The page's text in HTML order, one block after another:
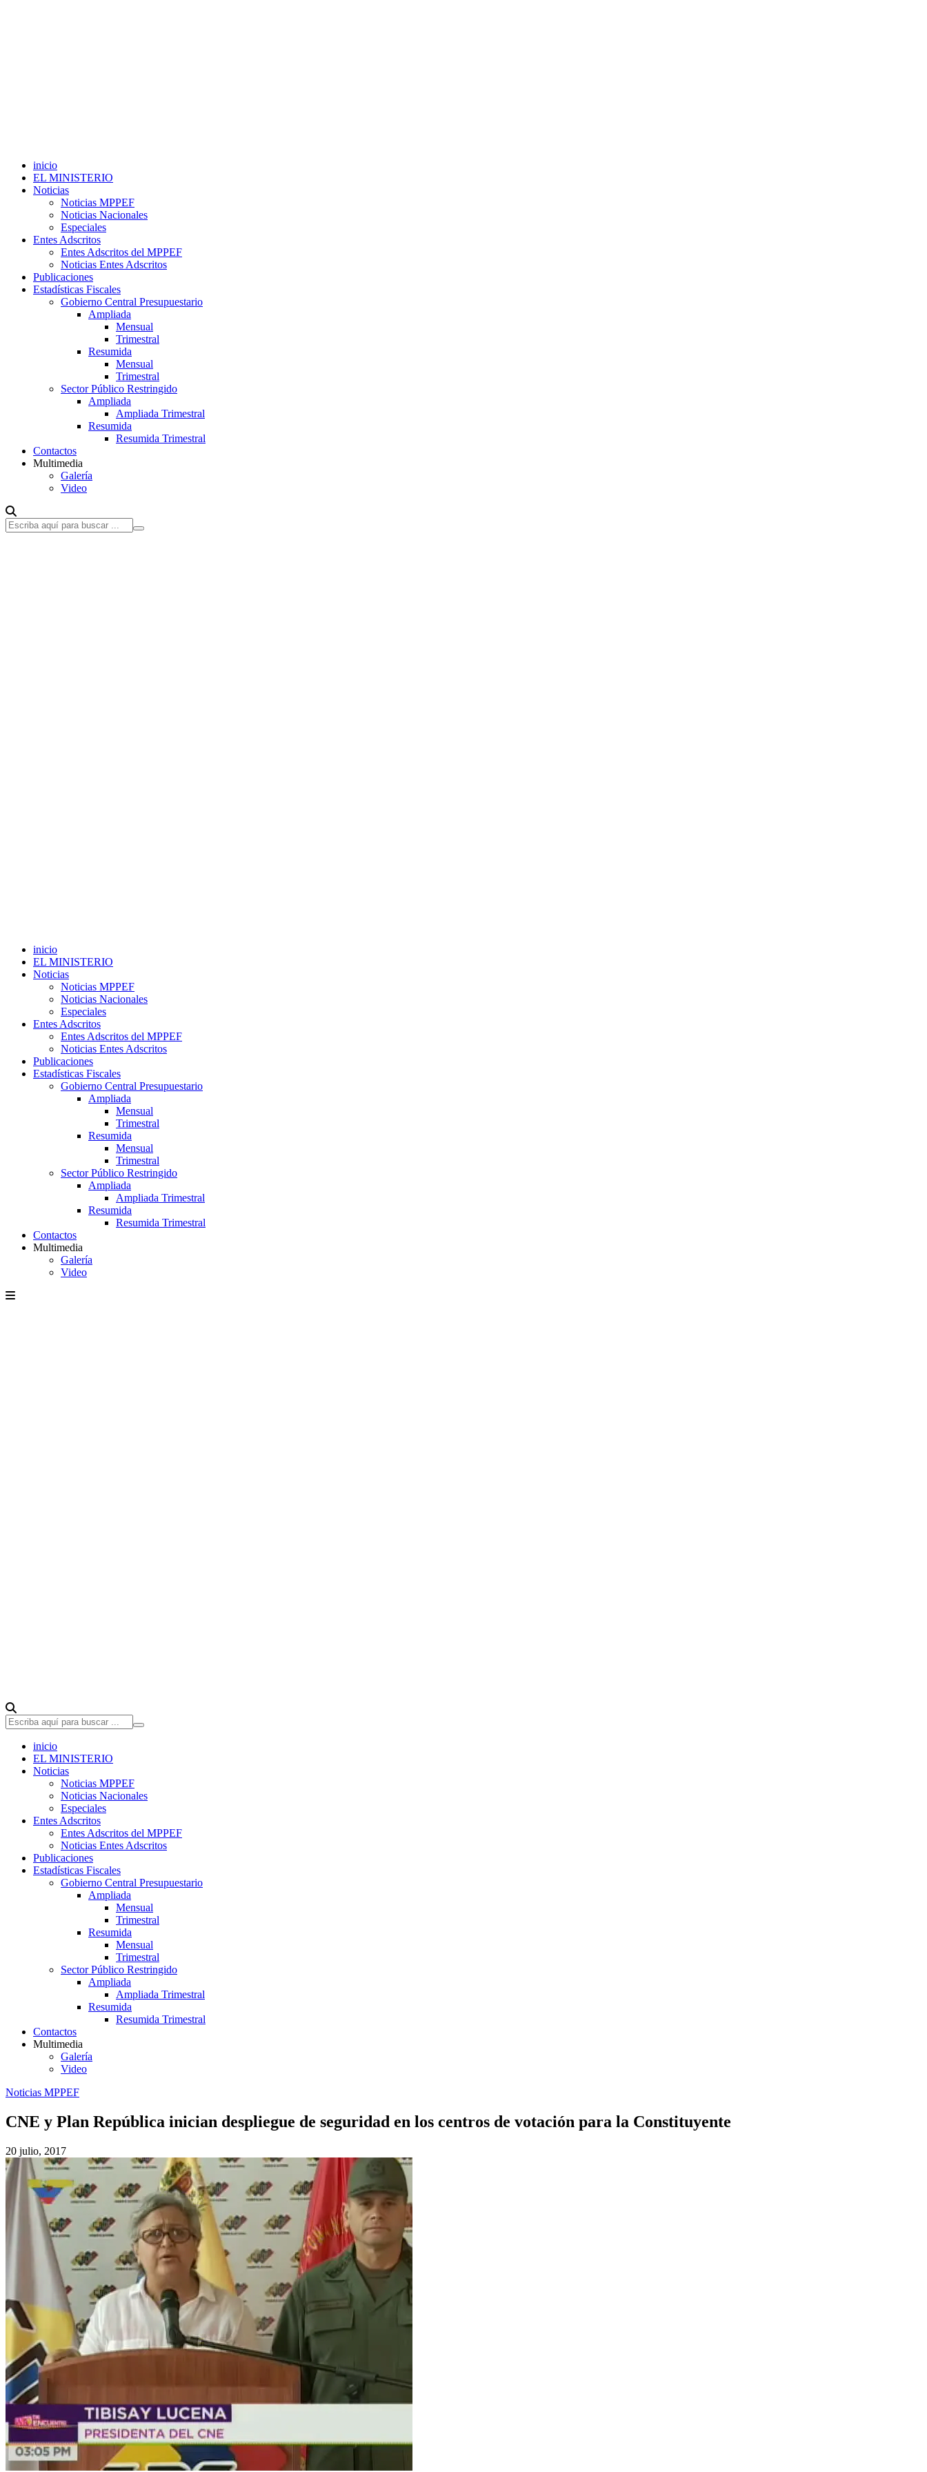
inicio
EL MINISTERIO
Noticias
Noticias MPPEF
Noticias Nacionales
Especiales
Entes Adscritos
Entes Adscritos del MPPEF
Noticias Entes Adscritos
Publicaciones
Estadísticas Fiscales
Gobierno Central Presupuestario
Ampliada
Mensual
Trimestral
Resumida
Mensual
Trimestral
Sector Público Restringido
Ampliada
Ampliada Trimestral
Resumida
Resumida Trimestral
Contactos
Multimedia
Galería
Video
inicio
EL MINISTERIO
Noticias
Noticias MPPEF
Noticias Nacionales
Especiales
Entes Adscritos
Entes Adscritos del MPPEF
Noticias Entes Adscritos
Publicaciones
Estadísticas Fiscales
Gobierno Central Presupuestario
Ampliada
Mensual
Trimestral
Resumida
Mensual
Trimestral
Sector Público Restringido
Ampliada
Ampliada Trimestral
Resumida
Resumida Trimestral
Contactos
Multimedia
Galería
Video
inicio
EL MINISTERIO
Noticias
Noticias MPPEF
Noticias Nacionales
Especiales
Entes Adscritos
Entes Adscritos del MPPEF
Noticias Entes Adscritos
Publicaciones
Estadísticas Fiscales
Gobierno Central Presupuestario
Ampliada
Mensual
Trimestral
Resumida
Mensual
Trimestral
Sector Público Restringido
Ampliada
Ampliada Trimestral
Resumida
Resumida Trimestral
Contactos
Multimedia
Galería
Video
Noticias MPPEF
CNE y Plan República inician despliegue de seguridad en los centros de votación para la Constituyente
20 julio, 2017